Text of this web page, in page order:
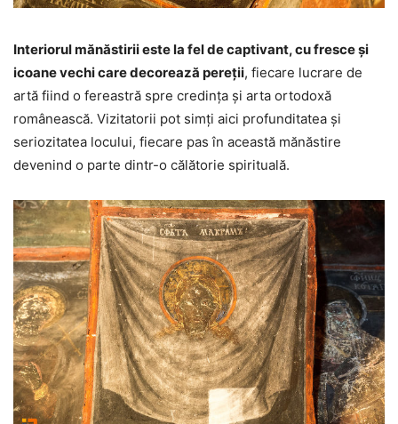
Interiorul mănăstirii este la fel de captivant, cu fresce și
icoane vechi care decorează pereții, fiecare lucrare de
artă fiind o fereastră spre credința și arta ortodoxă
românească. Vizitatorii pot simți aici profunditatea și
seriozitatea locului, fiecare pas în această mănăstire
devenind o parte dintr-o călătorie spirituală.